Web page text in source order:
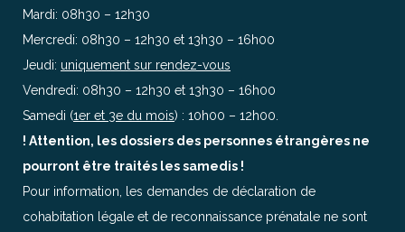
Mardi: 08h30 – 12h30
Mercredi: 08h30 – 12h30 et 13h30 – 16h00
Jeudi: uniquement sur rendez-vous
Vendredi: 08h30 – 12h30 et 13h30 – 16h00
Samedi (1er et 3e du mois) : 10h00 – 12h00.
! Attention, les dossiers des personnes étrangères ne
pourront être traités les samedis !
Pour information, les demandes de déclaration de
cohabitation légale et de reconnaissance prénatale ne sont